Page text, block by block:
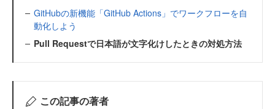
GitHubの新機能「GitHub Actions」でワークフローを自
動化しよう
Pull Requestで日本語が文字化けしたときの対処方法
この記事の著者